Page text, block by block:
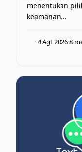
menentukan
keamanan...
4 Agt 2026·8